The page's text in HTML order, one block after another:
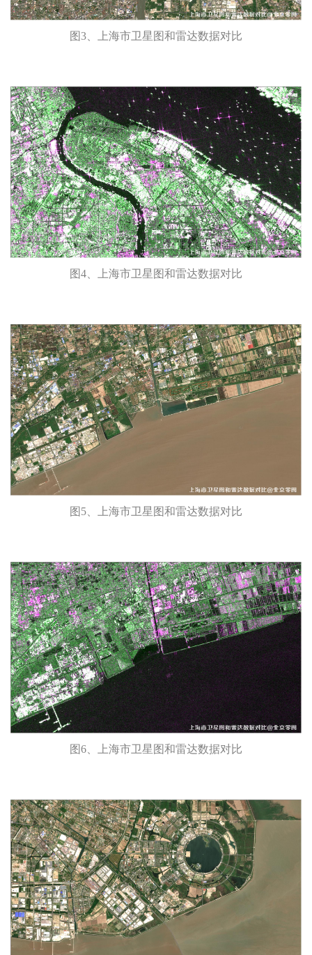
图3、上海市卫星图和雷达数据对比
图4、上海市卫星图和雷达数据对比
图5、上海市卫星图和雷达数据对比
图6、上海市卫星图和雷达数据对比